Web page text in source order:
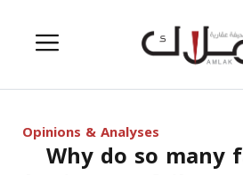
Menu
Opinions & Analyses
Why do so many